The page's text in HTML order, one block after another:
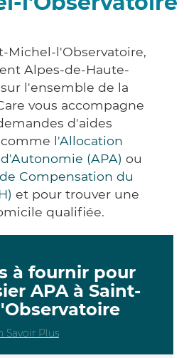
Michel-l'Observatoire,
Alpes-de-Haute-
l'ensemble de la
vous accompagne
d'aides
l'Allocation
(APA) ou
Compensation du
et pour trouver une
qualifiée.
à fournir pour
APA à Saint-
Savoir Plus